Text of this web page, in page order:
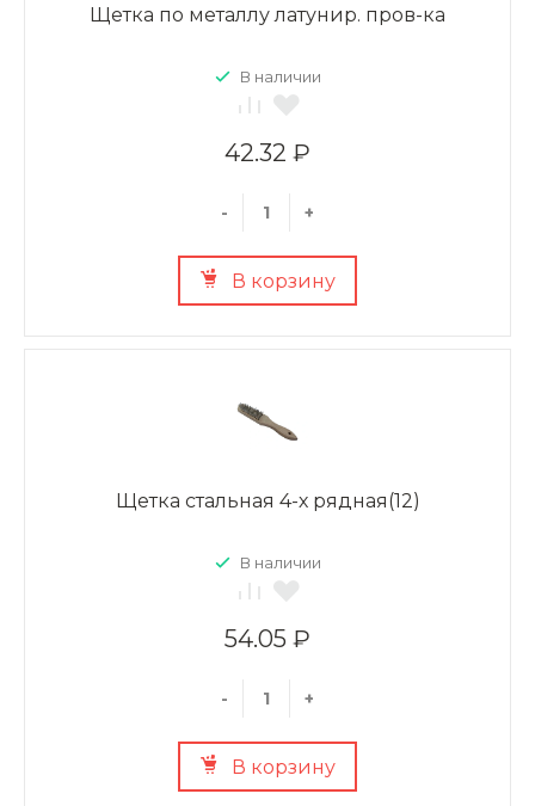
Щетка по металлу латунир. пров-ка
В наличии
42.32 ₽
- +
В корзину
Щетка стальная 4-х рядная(12)
В наличии
54.05 ₽
- +
В корзину